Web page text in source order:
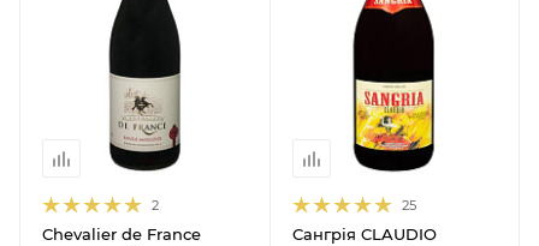
2
Chevalier de France
25
Сангрія CLAUDIO